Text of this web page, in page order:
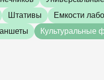
Штативы
Емкости
Культуральные